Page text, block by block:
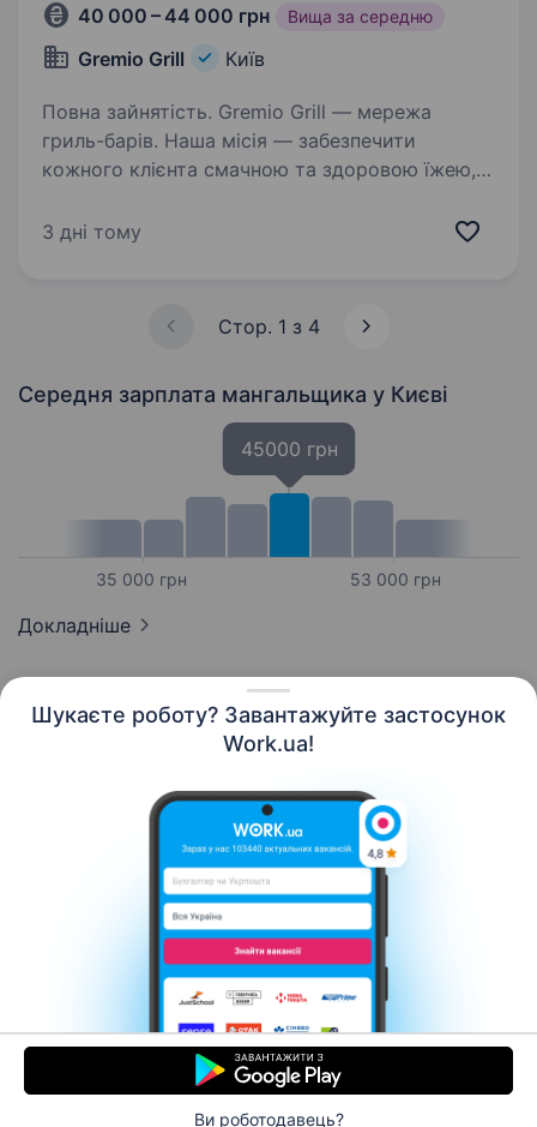
Шукаєте роботу? Завантажуйте застосунок
Work.ua!
Ви роботодавець?
40 000 – 44 000 грн Вища за середню
Gremio Grill Київ
Повна зайнятість. Gremio Grill — мережа
гриль-барів. Наша місія — забезпечити
кожного клієнта смачною та здоровою їжею,
на роботу Кухар на хоспер Умови роботи:
3 дні тому
Стор. 1 з 4
Середня зарплата мангальщика у Києві
35 000 грн
45000 грн
53 000 грн
Докладніше
Контакти Про нас
Кар’єра
Допомога Умови використання